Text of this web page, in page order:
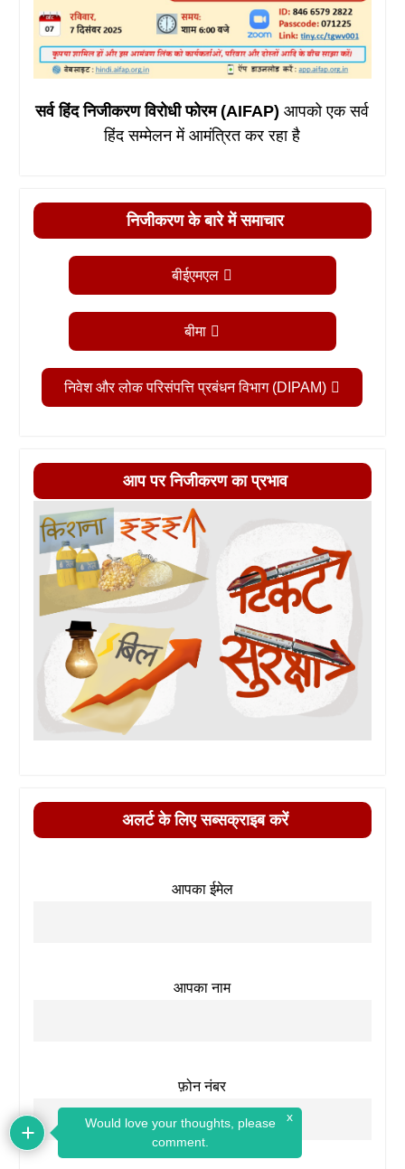
सर्व हिंद निजीकरण विरोधी फोरम (AIFAP)आपको एक सर्व
हिंद सम्मेलन में आमंत्रित कर रहा है
निजीकरण के बारे में समाचार
बीईएमएल
बीमा
निवेश और लोक परिसंपत्ति प्रबंधन विभाग (DIPAM)
आप पर निजीकरण का प्रभाव
अलर्ट के लिए सब्सक्राइब करें
आपका ईमेल
आपका नाम
फ़ोन नंबर
Would love your thoughts, please
comment.
x